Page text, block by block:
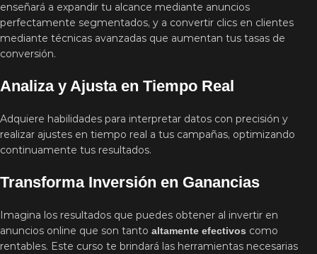
enseñará a expandir tu alcance mediante anuncios
perfectamente segmentados, y a convertir clics en clientes
mediante técnicas avanzadas que aumentan tus tasas de
conversión.
Analiza y Ajusta en Tiempo Real
Adquiere habilidades para interpretar datos con precisión y
realizar ajustes en tiempo real a tus campañas, optimizando
continuamente tus resultados.
Transforma Inversión en Ganancias
Imagina los resultados que puedes obtener al invertir en
anuncios online que son tanto altamente efectivos como
rentables. Este curso te brindará las herramientas necesarias